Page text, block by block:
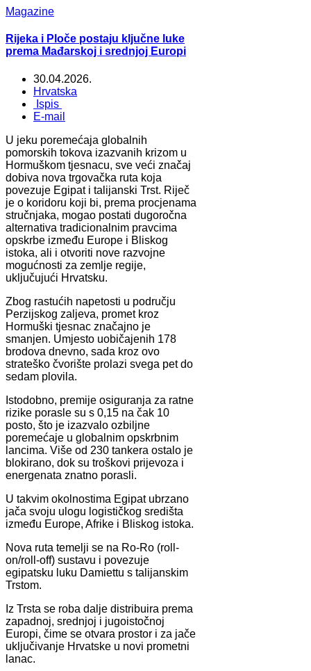
Magazine
Rijeka i Ploče postaju ključne luke
prema Mađarskoj i srednjoj Europi
30.04.2026.
Hrvatska
Ispis
E-mail
U jeku poremećaja globalnih
pomorskih tokova izazvanih krizom u
Hormuškom tjesnacu, sve veći značaj
dobiva nova trgovačka ruta koja
povezuje Egipat i talijanski Trst. Riječ
je o koridoru koji bi, prema procjenama
stručnjaka, mogao postati dugoročna
alternativa tradicionalnim pravcima
opskrbe između Europe i Bliskog
istoka, ali i otvoriti nove razvojne
mogućnosti za zemlje regije,
uključujući Hrvatsku.
Zbog rastućih napetosti u području
Perzijskog zaljeva, promet kroz
Hormuški tjesnac značajno je
smanjen. Umjesto uobičajenih 178
brodova dnevno, sada kroz ovo
strateško čvorište prolazi svega pet do
sedam plovila.
Istodobno, premije osiguranja za ratne
rizike porasle su s 0,15 na čak 10
posto, što je izazvalo ozbiljne
poremećaje u globalnim opskrbnim
lancima. Više od 230 tankera ostalo je
blokirano, dok su troškovi prijevoza i
energenata znatno porasli.
U takvim okolnostima Egipat ubrzano
jača svoju ulogu logističkog središta
između Europe, Afrike i Bliskog istoka.
Nova ruta temelji se na Ro-Ro (roll-
on/roll-off) sustavu i povezuje
egipatsku luku Damiettu s talijanskim
Trstom.
Iz Trsta se roba dalje distribuira prema
zapadnoj, srednjoj i jugoistočnoj
Europi, čime se otvara prostor i za jače
uključivanje Hrvatske u novi prometni
lanac.